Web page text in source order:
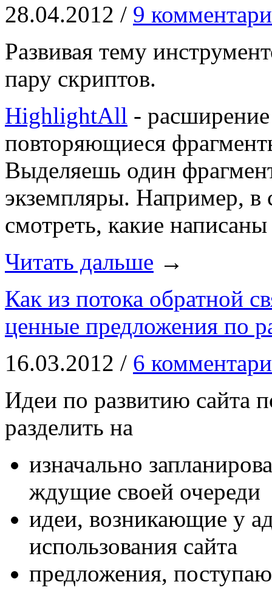
28.04.2012 / 9
Развивая тему
пару скриптов.
HighlightAll -
повторяющиеся
Выделяешь один
экземпляры. Например, в
смотреть, какие
Читать дальше →
Как из потока обратной
ценные предложения по
16.03.2012 / 6
Идеи по развитию сайта
разделить на
изначально
ждущие своей очереди
идеи, возникающие у
использования сайта
предложения,